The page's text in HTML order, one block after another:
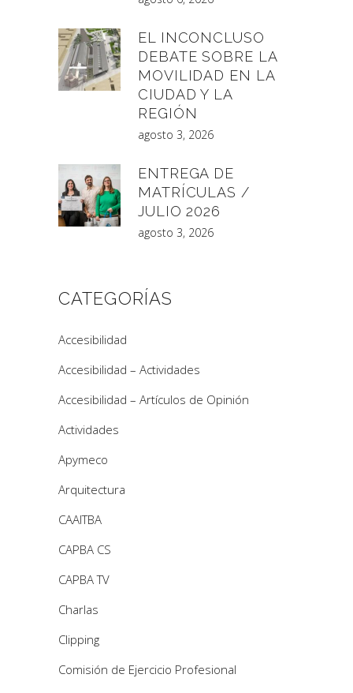
EL INCONCLUSO
DEBATE SOBRE LA
MOVILIDAD EN LA
CIUDAD Y LA
REGIÓN
agosto 3, 2026
ENTREGA DE
MATRÍCULAS /
JULIO 2026
agosto 3, 2026
CATEGORÍAS
Accesibilidad
Accesibilidad – Actividades
Accesibilidad – Artículos de Opinión
Actividades
Apymeco
Arquitectura
CAAITBA
CAPBA CS
CAPBA TV
Charlas
Clipping
Comisión de Ejercicio Profesional